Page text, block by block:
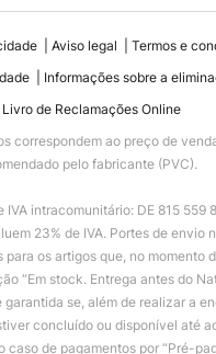
Aviso legal
Termos e
Informações sobre a
Livro de Reclamações Online
correspondem ao preço de
pelo fabricante (PVC).
IVA intracomunitário: DE 815 559
23% de IVA. Portes de envio
os artigos que, no momento
“Em stock. Entrega antes do
garantida se, além de realizar a
concluído ou disponível até
caso de pagamentos por “Pré-